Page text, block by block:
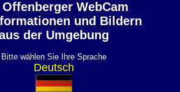
Offenberger WebCam
und Bildern
der Umgebung
Bitte wählen Sie Ihre Sprache
Deutsch